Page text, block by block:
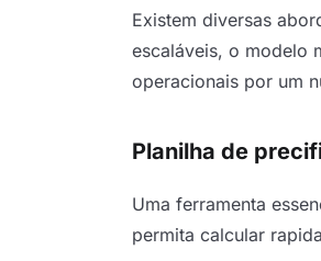
Existem diversas
escaláveis, o modelo
operacionais por um
Planilha de
Uma ferramenta
permita calcular